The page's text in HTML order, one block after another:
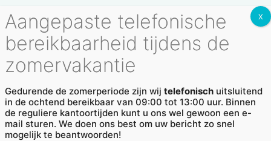
MENU
Gedurende de zomerperiode zijn wij telefonisch uitsluitend
in de ochtend bereikbaar van 09:00 tot 13:00 uur. Binnen
de reguliere kantoortijden kunt u ons wel gewoon een e-
mail sturen. We doen ons best om uw bericht zo snel
mogelijk te beantwoorden!